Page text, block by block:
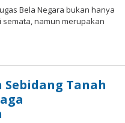
Bela Negara bukan hanya
semata, namun merupakan
Tanah